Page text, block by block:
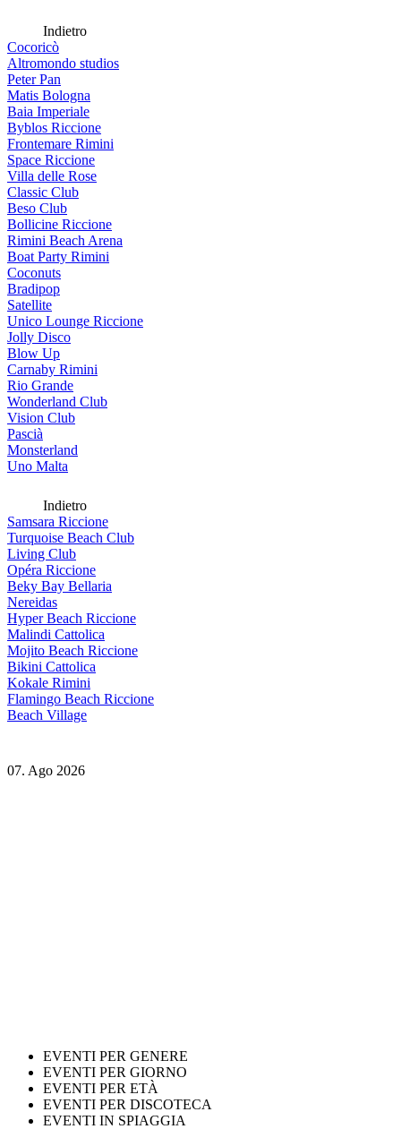
Indietro
Cocoricò
Altromondo studios
Peter Pan
Matis Bologna
Baia Imperiale
Byblos Riccione
Frontemare Rimini
Space Riccione
Villa delle Rose
Classic Club
Beso Club
Bollicine Riccione
Rimini Beach Arena
Boat Party Rimini
Coconuts
Bradipop
Satellite
Unico Lounge Riccione
Jolly Disco
Blow Up
Carnaby Rimini
Rio Grande
Wonderland Club
Vision Club
Pascià
Monsterland
Uno Malta
Indietro
Samsara Riccione
Turquoise Beach Club
Living Club
Opéra Riccione
Beky Bay Bellaria
Nereidas
Hyper Beach Riccione
Malindi Cattolica
Mojito Beach Riccione
Bikini Cattolica
Kokale Rimini
Flamingo Beach Riccione
Beach Village
07. Ago 2026
EVENTI PER GENERE
EVENTI PER GIORNO
EVENTI PER ETÀ
EVENTI PER DISCOTECA
EVENTI IN SPIAGGIA